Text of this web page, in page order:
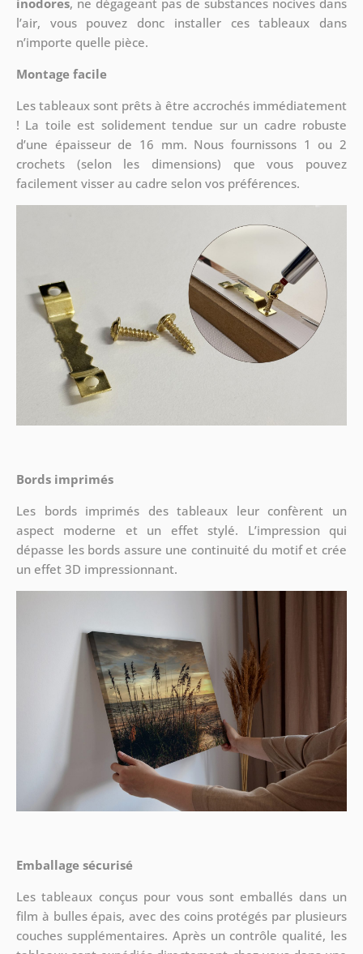
inodores, ne dégageant pas de substances nocives dans
l’air, vous pouvez donc installer ces tableaux dans
n’importe quelle pièce.
Montage facile
Les tableaux sont prêts à être accrochés immédiatement
! La toile est solidement tendue sur un cadre robuste
d’une épaisseur de 16 mm. Nous fournissons 1 ou 2
crochets (selon les dimensions) que vous pouvez
facilement visser au cadre selon vos préférences.
Bords imprimés
Les bords imprimés des tableaux leur confèrent un
aspect moderne et un effet stylé. L’impression qui
dépasse les bords assure une continuité du motif et crée
un effet 3D impressionnant.
Emballage sécurisé
Les tableaux conçus pour vous sont emballés dans un
film à bulles épais, avec des coins protégés par plusieurs
couches supplémentaires. Après un contrôle qualité, les